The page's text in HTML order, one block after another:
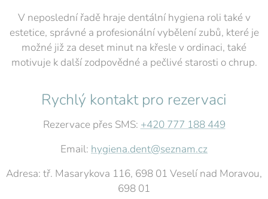
V neposlední řadě hraje dentální hygiena roli také v
estetice, správné a profesionální vybělení zubů, které je
možné již za deset minut na křesle v ordinaci, také
motivuje k další zodpovědné a pečlivé starosti o chrup.
Rychlý kontakt pro rezervaci
Rezervace přes SMS: +420 777 188 449
Email: hygiena.dent@seznam.cz
Adresa: tř. Masarykova 116, 698 01 Veselí nad Moravou,
698 01